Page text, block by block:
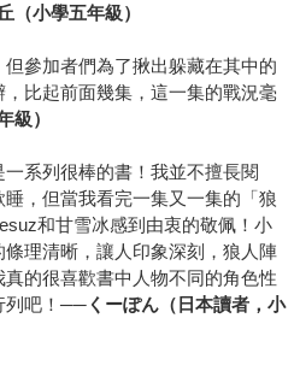
（小學五年級）
參加者們為了揪出躲藏在其中的
比起前面幾集，這一集的戰況毫
級）
系列很棒的書！我並不擅長閱
，但當我看完一集又一集的「狼
和甘雪冰感到由衷的敬佩！小
理清晰，讓人印象深刻，狼人陣
的很喜歡書中人物不同的角色性
列吧！──くーぽん（日本讀者，小